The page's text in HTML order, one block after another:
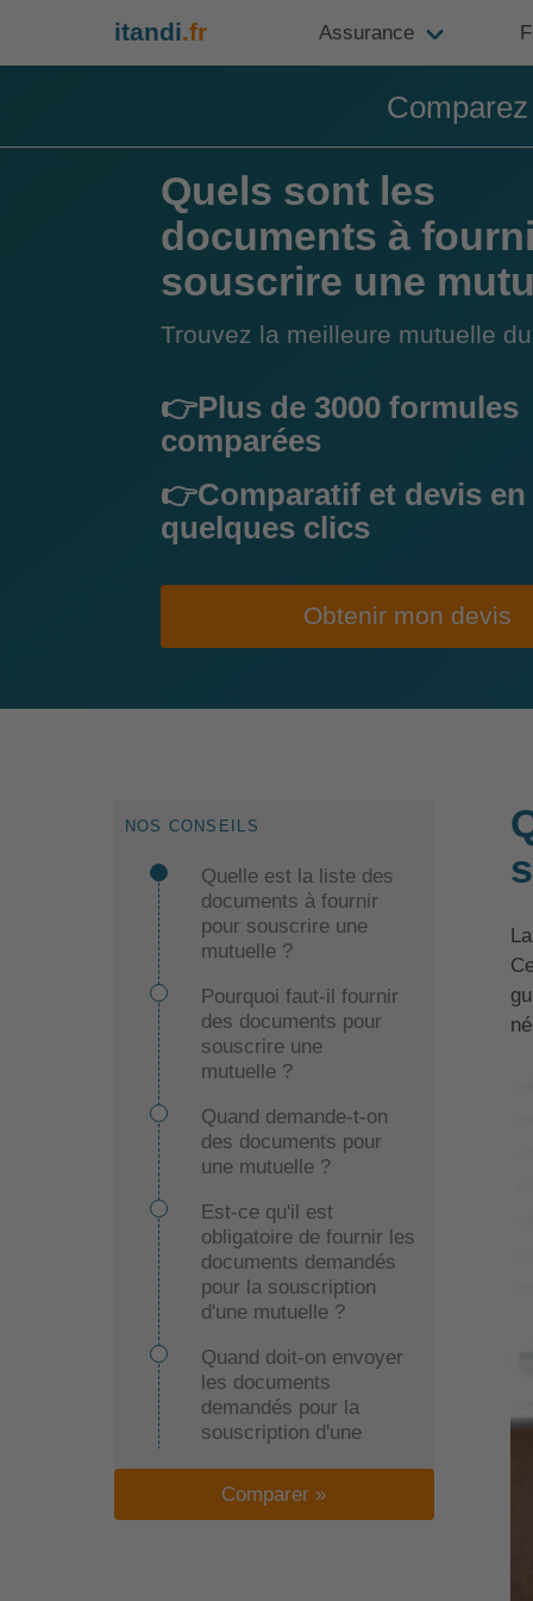
itandi.fr Assurance
Quels sont les
documents à
souscrire une
Trouvez la meilleure mutuelle
👉Plus de 3000 formules
comparées
👉Comparatif et devis en
quelques clics
Obtenir mon devis
NOS CONSEILS
Quelle est la liste des
documents à fournir
pour souscrire une
mutuelle ?
Pourquoi faut-il fournir
des documents pour
souscrire une
mutuelle ?
Quand demande-t-on
des documents pour
une mutuelle ?
Est-ce qu'il est
obligatoire de fournir les
documents demandés
pour la souscription
d'une mutuelle ?
Quand doit-on envoyer
les documents
demandés pour la
souscription d'une
Comment envoyer les
documents demandés
Comparer »